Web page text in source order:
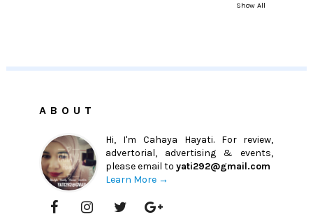
Show All
ABOUT
Hi, I'm Cahaya Hayati. For review,
advertorial, advertising & events,
please email toyati292@gmail.com
Learn More →